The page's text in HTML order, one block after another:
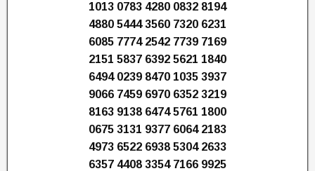
1013 0783 4280 0832 8194
4880 5444 3560 7320 6231
6085 7774 2542 7739 7169
2151 5837 6392 5621 1840
6494 0239 8470 1035 3937
9066 7459 6970 6352 3219
8163 9138 6474 5761 1800
0675 3131 9377 6064 2183
4973 6522 6938 5304 2633
6357 4408 3354 7166 9925